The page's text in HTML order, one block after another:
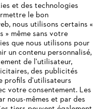
#STIHL
et des technologies
le bon
nous utilisons certains «
» même sans votre
que nous utilisons pour
un contenu personnalisé,
de l'utilisateur,
des publicités
profils d'utilisateurs
votre consentement. Les
nous-mêmes et par des